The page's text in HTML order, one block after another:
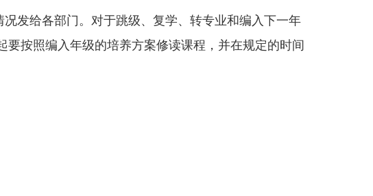
况发给各部门 。对于跳级、复学、 转专业和编入下一年
按照编入年级的培养方案修读课程，并在规定的时间